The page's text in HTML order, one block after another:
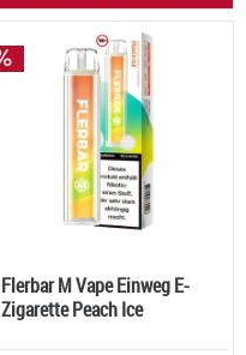
Flerbar M Vape Einweg E-
Zigarette Peach Ice